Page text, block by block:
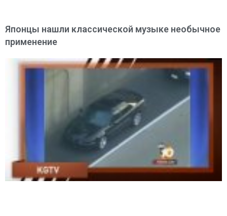
Японцы нашли классической музыке необычное
применение